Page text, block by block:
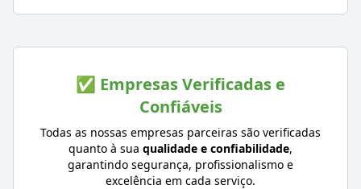
✅ Empresas Verificadas e
Confiáveis
Todas as nossas empresas parceiras são verificadas
quanto à sua qualidade e confiabilidade,
garantindo segurança, profissionalismo e
excelência em cada serviço.